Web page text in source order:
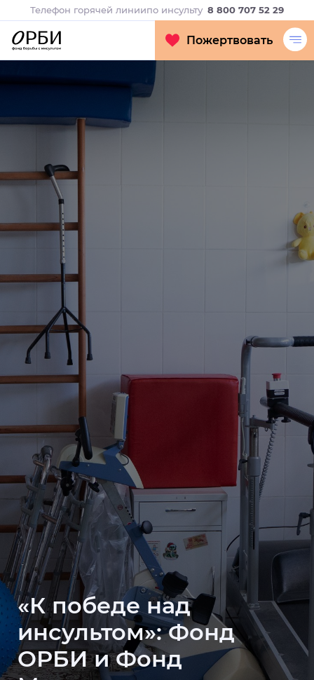
Телефон горячей линиипо инсульту 8 800 707 52 29
Пожертвовать
«К победе над
инсультом»: Фонд
ОРБИ и Фонд